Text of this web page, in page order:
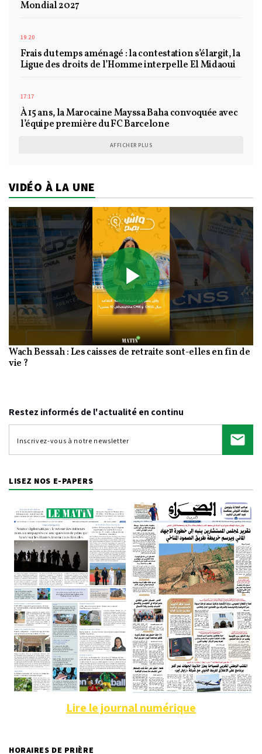
Mondial 2027
19:20
Frais du temps aménagé : la contestation s’élargit, la
Ligue des droits de l’Homme interpelle El Midaoui
17:17
À 15 ans, la Marocaine Mayssa Baha convoquée avec
l’équipe première du FC Barcelone
AFFICHER PLUS
VIDÉO À LA UNE
Play
Video
Wach Bessah : Les caisses de retraite sont-elles en fin de
vie ?
Restez informés de l'actualité en continu
LISEZ NOS E-PAPERS
Lire le journal numérique
HORAIRES DE PRIÈRE